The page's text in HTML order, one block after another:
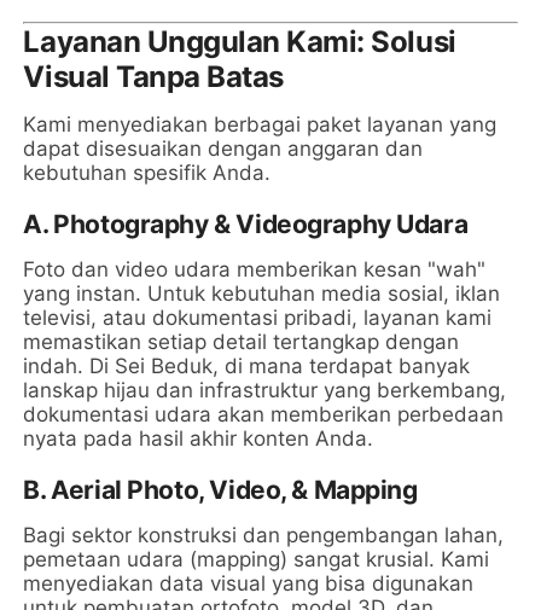
Layanan Unggulan Kami: Solusi
Visual Tanpa Batas
Kami menyediakan berbagai paket layanan yang
dapat disesuaikan dengan anggaran dan
kebutuhan spesifik Anda.
A. Photography & Videography Udara
Foto dan video udara memberikan kesan "wah"
yang instan. Untuk kebutuhan media sosial, iklan
televisi, atau dokumentasi pribadi, layanan kami
memastikan setiap detail tertangkap dengan
indah. Di Sei Beduk, di mana terdapat banyak
lanskap hijau dan infrastruktur yang berkembang,
dokumentasi udara akan memberikan perbedaan
nyata pada hasil akhir konten Anda.
B. Aerial Photo, Video, & Mapping
Bagi sektor konstruksi dan pengembangan lahan,
pemetaan udara (mapping) sangat krusial. Kami
menyediakan data visual yang bisa digunakan